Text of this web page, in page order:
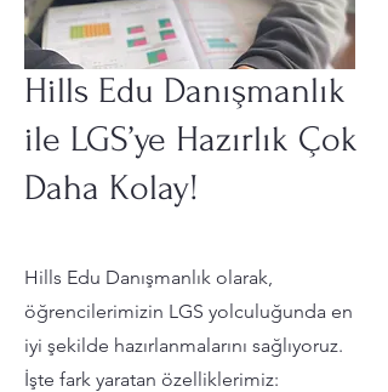
Hills Edu Danışmanlık
ile LGS’ye Hazırlık Çok
Daha Kolay!
Hills Edu Danışmanlık olarak,
öğrencilerimizin LGS yolculuğunda en
iyi şekilde hazırlanmalarını sağlıyoruz.
İşte fark yaratan özelliklerimiz: